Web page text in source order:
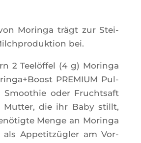
Morin­ga trägt zur Stei­
bei.
2 Teelöf­fel (4 g) Morin­ga
PREMIUM Pul­
oder Frucht­saft
Mut­ter, die ihr Baby stil­lt,
Menge an Morin­ga
als Appe­titzü­gler am Vor­